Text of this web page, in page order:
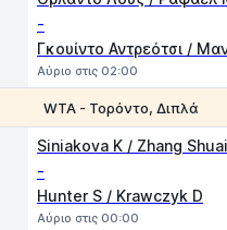
-
Γκουίντο Αντρεότσι /
Αύριο στις 02:00
WTA - Τορόντο, Διπλά
Siniakova K / Zhang Shuai
-
Hunter S / Krawczyk D
Αύριο στις 00:00